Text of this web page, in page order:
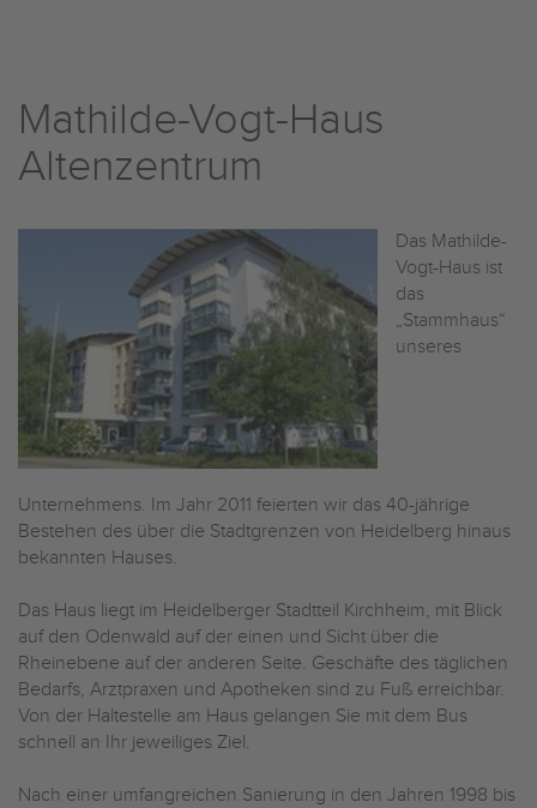
Mathilde-Vogt-Haus
Altenzentrum
Das Mathilde-
Vogt-Haus ist
das
„Stammhaus“
unseres
Unternehmens. Im Jahr 2011 feierten wir das 40-jährige
Bestehen des über die Stadtgrenzen von Heidelberg hinaus
bekannten Hauses.
Das Haus liegt im Heidelberger Stadtteil Kirchheim, mit Blick
auf den Odenwald auf der einen und Sicht über die
Rheinebene auf der anderen Seite. Geschäfte des täglichen
Bedarfs, Arztpraxen und Apotheken sind zu Fuß erreichbar.
Von der Haltestelle am Haus gelangen Sie mit dem Bus
schnell an Ihr jeweiliges Ziel.
Nach einer umfangreichen Sanierung in den Jahren 1998 bis